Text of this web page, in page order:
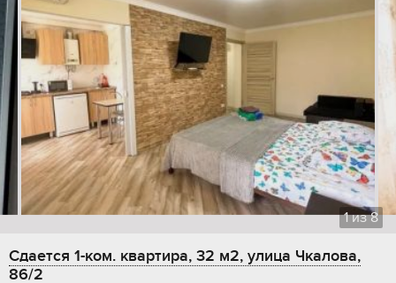
1из8
Сдается 1-ком. квартира, 32 м2, улица Чкалова,
86/2